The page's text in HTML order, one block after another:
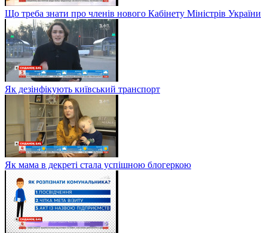
Що треба знати про членів нового Кабінету Міністрів України
Як дезінфікують київський транспорт
Як мама в декреті стала успішною блогеркою